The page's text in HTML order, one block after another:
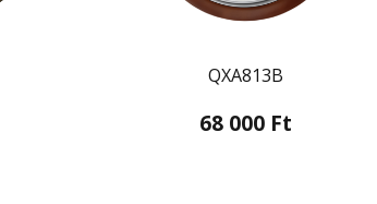
QXA813B
68 000 Ft